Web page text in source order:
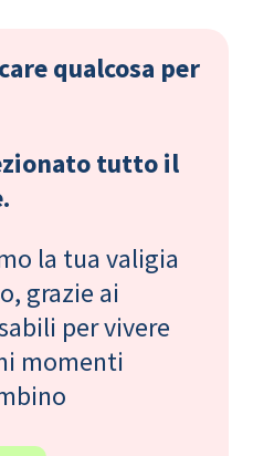
qualcosa per
tutto il
la tua valigia
grazie ai
per vivere
momenti